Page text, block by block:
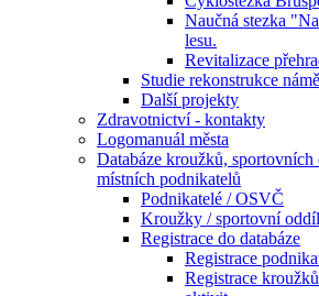
Naučná stezka
lesu.
Revitalizace
Studie rekonstrukce
Další projekty
Zdravotnictví - kontakty
Logomanuál města
Databáze kroužků,
místních podnikatelů
Podnikatelé / OSVČ
Kroužky / sportovní
Registrace do databáze
Registrace
Registrace